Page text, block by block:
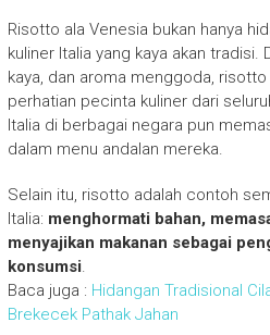
Risotto ala Venesia bukan hanya
kuliner Italia yang kaya akan
kaya, dan aroma menggoda,
perhatian pecinta kuliner dari
Italia di berbagai negara pun
dalam menu andalan mereka.
Selain itu, risotto adalah contoh
Italia: menghormati bahan,
menyajikan makanan sebagai
konsumsi.
Baca juga : Hidangan Tradisional
Brekecek Pathak Jahan